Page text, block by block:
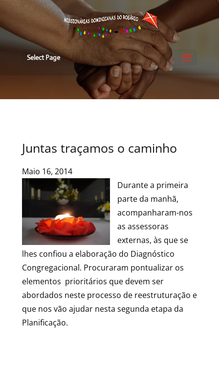
Select Page
Juntas traçamos o caminho
Maio 16, 2014
Durante a primeira
parte da manhã,
acompanharam-nos
as assessoras
externas, às que se
lhes confiou a elaboração do Diagnóstico
Congregacional. Procuraram pontualizar os
elementos prioritários que devem ser
abordados neste processo de reestruturação e
que nos vão ajudar nesta segunda etapa da
Planificação.